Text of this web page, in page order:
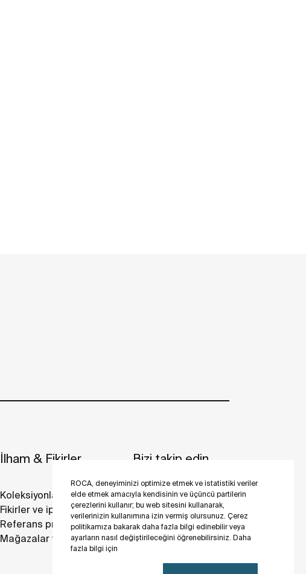
ROCA, deneyiminizi optimize etmek ve istatistiki veriler
elde etmek amacıyla kendisinin ve üçüncü partilerin
çerezlerini kullanır; bu web sitesini kullanarak,
verilerinizin kullanımına izin vermiş olursunuz. Çerez
politikamıza bakarak daha fazla bilgi edinebilir veya
ayarların nasıl değiştirileceğini öğrenebilirsiniz. Daha
fazla bilgi için
İlham & Fikirler
Koleksiyonlar
Fikirler ve ipuçları
Referans projeler
Mağazalar ve galeriler
Bizi takip edin